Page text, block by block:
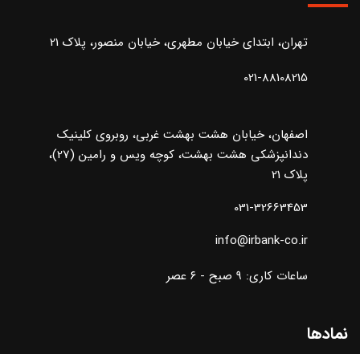
تهران، ابتدای خیابان مطهری، خیابان منصور، پلاک 21
021-88108215
اصفهان، خیابان هشت بهشت غربی، روبروی کلینیک
دندانپزشکی هشت بهشت، کوچه ویس و رامین (27)،
پلاک 21
031-32663453
info@irbank-co.ir
ساعات کاری: ۹ صبح - ۶ عصر
نمادها